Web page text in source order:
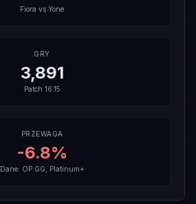
Fiora vs Yone
GRY
3,891
Patch 16.15
PRZEWAGA
-6.8%
Dane: OP.GG, Platinum+